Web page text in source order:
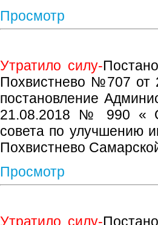
Просмотр
Утратило силу-
Похвистнево №707 от
постановление
21.08.2018 № 990 «
совета по улучшению
Похвистнево
Просмотр
Утратило силу-